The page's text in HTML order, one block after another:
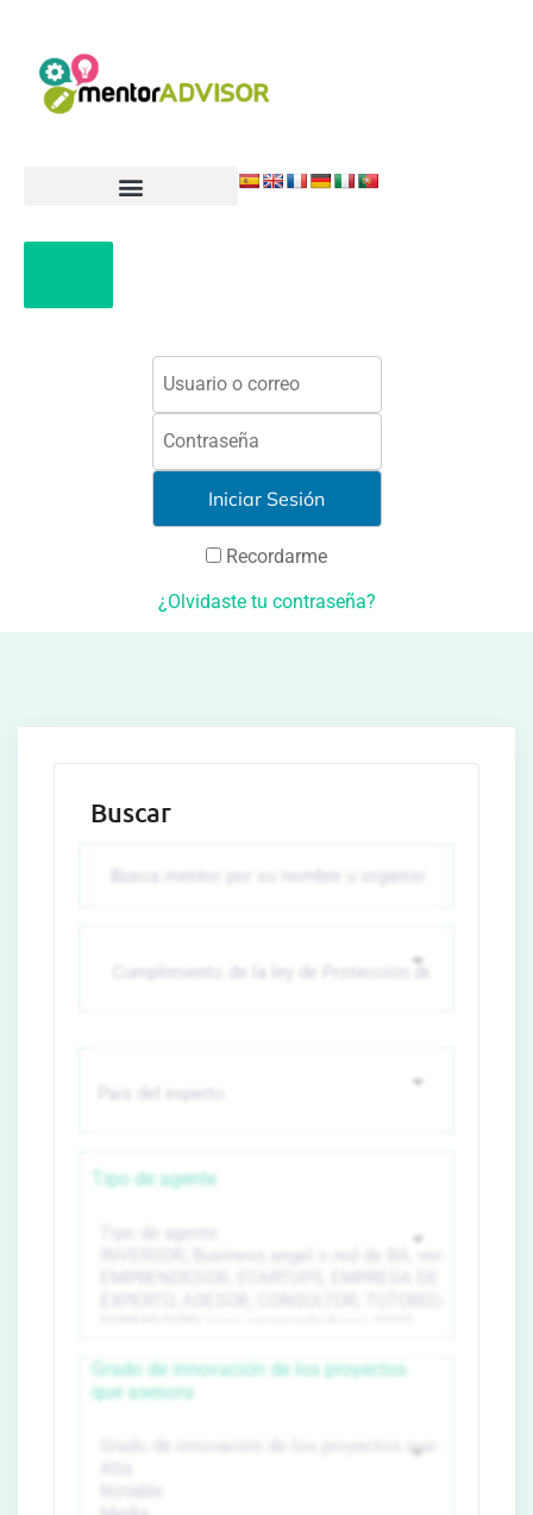
Recordarme
¿Olvidaste tu contraseña?
Buscar
Tipo de agente
Grado de innovación de los proyectos
que asesora